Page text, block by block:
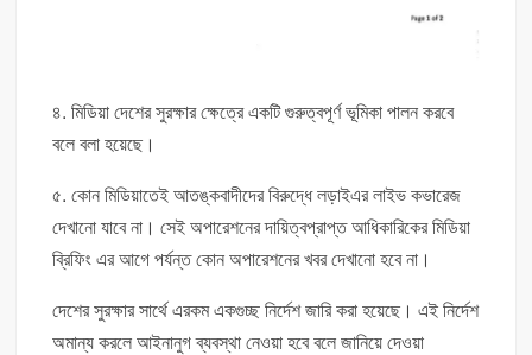
৪. মিডিয়া দেশের সুরক্ষার ক্ষেত্রে একটি গুরুত্বপূর্ণ ভূমিকা পালন করবে
বলে বলা হয়েছে।
৫. কোন মিডিয়াতেই আতঙ্কবাদীদের বিরুদ্ধে লড়াইএর লাইভ কভারেজ
দেখানো যাবে না। সেই অপারেশনের দায়িত্বপ্রাপ্ত আধিকারিকের মিডিয়া
ব্রিফিং এর আগে পর্যন্ত কোন অপারেশনের খবর দেখানো হবে না।
দেশের সুরক্ষার সার্থে এরকম একগুচ্ছ নির্দেশ জারি করা হয়েছে। এই নির্দেশ
অমান্য করলে আইনানুগ ব্যবস্থা নেওয়া হবে বলে জানিয়ে দেওয়া